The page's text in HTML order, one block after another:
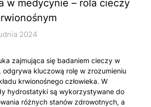
w medycynie – rola cieczy
2024
zajmująca się badaniem cieczy w
kluczową rolę w zrozumieniu
krwionośnego człowieka. W
hydrostatyki są wykorzystywane do
różnych stanów zdrowotnych, a